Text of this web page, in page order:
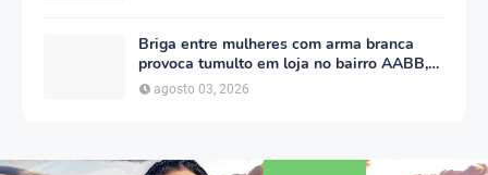
Briga entre mulheres com arma branca
provoca tumulto em loja no bairro AABB,
em Serra Talhada
agosto 03, 2026